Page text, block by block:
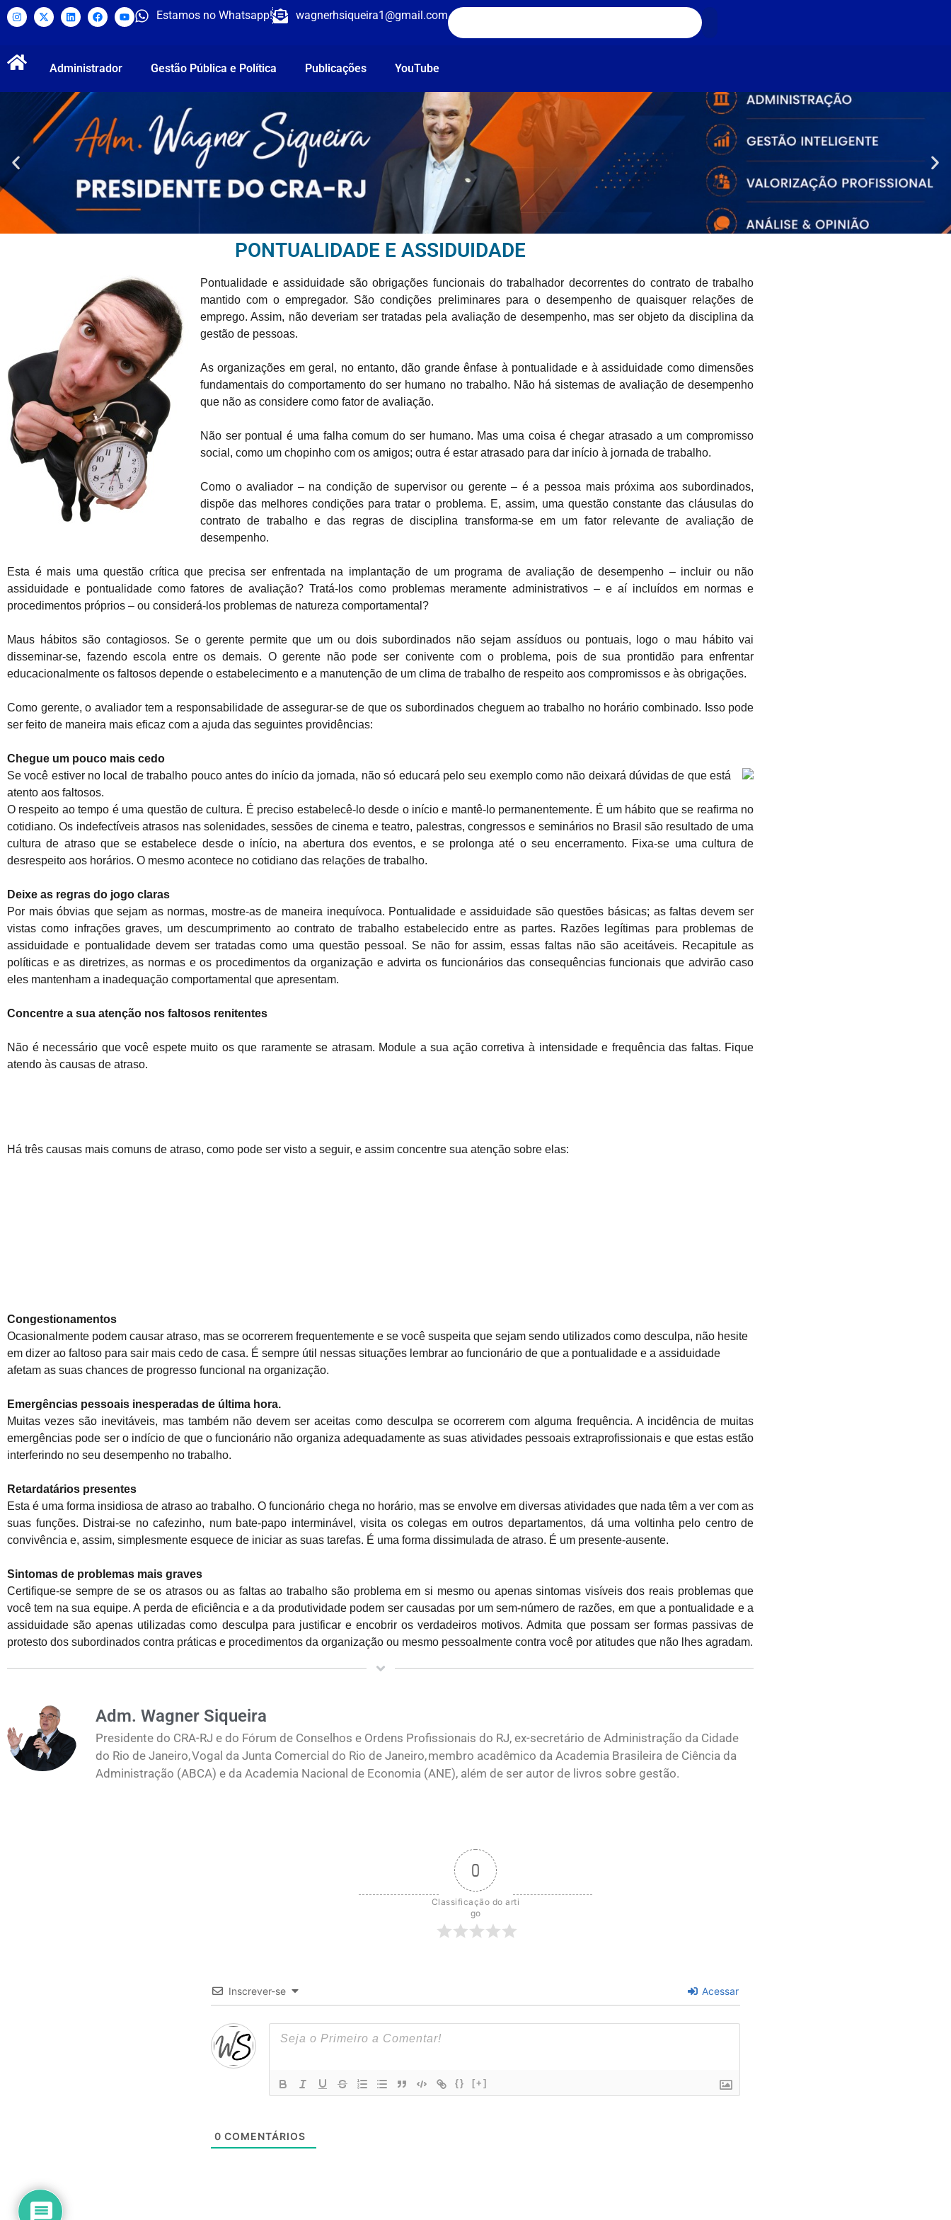
Estamos no Whatsapp! wagnerhsiqueira1@gmail.com
Administrador Gestão Pública e Política Publicações YouTube
PONTUALIDADE E ASSIDUIDADE
Pontualidade e assiduidade são obrigações funcionais do trabalhador decorrentes do contrato de trabalho
mantido com o empregador. São condições preliminares para o desempenho de quaisquer relações de
emprego. Assim, não deveriam ser tratadas pela avaliação de desempenho, mas ser objeto da disciplina da
gestão de pessoas.
As organizações em geral, no entanto, dão grande ênfase à pontualidade e à assiduidade como dimensões
fundamentais do comportamento do ser humano no trabalho. Não há sistemas de avaliação de desempenho
que não as considere como fator de avaliação.
Não ser pontual é uma falha comum do ser humano. Mas uma coisa é chegar atrasado a um compromisso
social, como um chopinho com os amigos; outra é estar atrasado para dar início à jornada de trabalho.
Como o avaliador – na condição de supervisor ou gerente – é a pessoa mais próxima aos subordinados,
dispõe das melhores condições para tratar o problema. E, assim, uma questão constante das cláusulas do
contrato de trabalho e das regras de disciplina transforma-se em um fator relevante de avaliação de
desempenho.
Esta é mais uma questão crítica que precisa ser enfrentada na implantação de um programa de avaliação de desempenho – incluir ou não
assiduidade e pontualidade como fatores de avaliação? Tratá-los como problemas meramente administrativos – e aí incluídos em normas e
procedimentos próprios – ou considerá-los problemas de natureza comportamental?
Maus hábitos são contagiosos. Se o gerente permite que um ou dois subordinados não sejam assíduos ou pontuais, logo o mau hábito vai
disseminar-se, fazendo escola entre os demais. O gerente não pode ser conivente com o problema, pois de sua prontidão para enfrentar
educacionalmente os faltosos depende o estabelecimento e a manutenção de um clima de trabalho de respeito aos compromissos e às obrigações.
Como gerente, o avaliador tem a responsabilidade de assegurar-se de que os subordinados cheguem ao trabalho no horário combinado. Isso pode
ser feito de maneira mais eficaz com a ajuda das seguintes providências:
Chegue um pouco mais cedo
Se você estiver no local de trabalho pouco antes do início da jornada, não só educará pelo seu exemplo como não deixará dúvidas de que está
atento aos faltosos.
O respeito ao tempo é uma questão de cultura. É preciso estabelecê-lo desde o início e mantê-lo permanentemente. É um hábito que se reafirma no
cotidiano. Os indefectíveis atrasos nas solenidades, sessões de cinema e teatro, palestras, congressos e seminários no Brasil são resultado de uma
cultura de atraso que se estabelece desde o início, na abertura dos eventos, e se prolonga até o seu encerramento. Fixa-se uma cultura de
desrespeito aos horários. O mesmo acontece no cotidiano das relações de trabalho.
Deixe as regras do jogo claras
Por mais óbvias que sejam as normas, mostre-as de maneira inequívoca. Pontualidade e assiduidade são questões básicas; as faltas devem ser
vistas como infrações graves, um descumprimento ao contrato de trabalho estabelecido entre as partes. Razões legítimas para problemas de
assiduidade e pontualidade devem ser tratadas como uma questão pessoal. Se não for assim, essas faltas não são aceitáveis. Recapitule as
políticas e as diretrizes, as normas e os procedimentos da organização e advirta os funcionários das consequências funcionais que advirão caso
eles mantenham a inadequação comportamental que apresentam.
Concentre a sua atenção nos faltosos renitentes
Não é necessário que você espete muito os que raramente se atrasam. Module a sua ação corretiva à intensidade e frequência das faltas. Fique
atendo às causas de atraso.
Há três causas mais comuns de atraso, como pode ser visto a seguir, e assim concentre sua atenção sobre elas:
Congestionamentos
Ocasionalmente podem causar atraso, mas se ocorrerem frequentemente e se você suspeita que sejam sendo utilizados como desculpa, não hesite
em dizer ao faltoso para sair mais cedo de casa. É sempre útil nessas situações lembrar ao funcionário de que a pontualidade e a assiduidade
afetam as suas chances de progresso funcional na organização.
Emergências pessoais inesperadas de última hora.
Muitas vezes são inevitáveis, mas também não devem ser aceitas como desculpa se ocorrerem com alguma frequência. A incidência de muitas
emergências pode ser o indício de que o funcionário não organiza adequadamente as suas atividades pessoais extraprofissionais e que estas estão
interferindo no seu desempenho no trabalho.
Retardatários presentes
Esta é uma forma insidiosa de atraso ao trabalho. O funcionário chega no horário, mas se envolve em diversas atividades que nada têm a ver com as
suas funções. Distrai-se no cafezinho, num bate-papo interminável, visita os colegas em outros departamentos, dá uma voltinha pelo centro de
convivência e, assim, simplesmente esquece de iniciar as suas tarefas. É uma forma dissimulada de atraso. É um presente-ausente.
Sintomas de problemas mais graves
Certifique-se sempre de se os atrasos ou as faltas ao trabalho são problema em si mesmo ou apenas sintomas visíveis dos reais problemas que
você tem na sua equipe. A perda de eficiência e a da produtividade podem ser causadas por um sem-número de razões, em que a pontualidade e a
assiduidade são apenas utilizadas como desculpa para justificar e encobrir os verdadeiros motivos. Admita que possam ser formas passivas de
protesto dos subordinados contra práticas e procedimentos da organização ou mesmo pessoalmente contra você por atitudes que não lhes agradam.
Adm. Wagner Siqueira
Presidente do CRA-RJ e do Fórum de Conselhos e Ordens Profissionais do RJ, ex-secretário de Administração da Cidade
do Rio de Janeiro, Vogal da Junta Comercial do Rio de Janeiro, membro acadêmico da Academia Brasileira de Ciência da
Administração (ABCA) e da Academia Nacional de Economia (ANE), além de ser autor de livros sobre gestão.
0
Classificação do arti
go
Inscrever-se Acessar
{} [+]
0 COMENTÁRIOS